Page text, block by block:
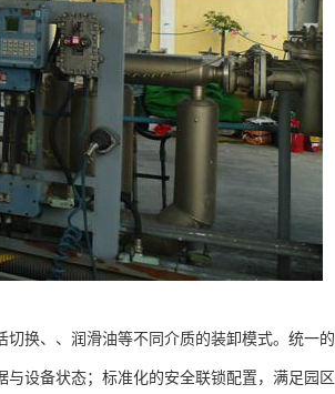
换、、润滑油等不同介质的装卸模式。统一的
设备状态；标准化的安全联锁配置，满足园区